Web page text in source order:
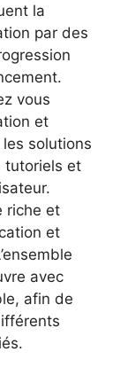
la
par des
vous
et
solutions
tutoriels et
riche et
et
avec
afin de